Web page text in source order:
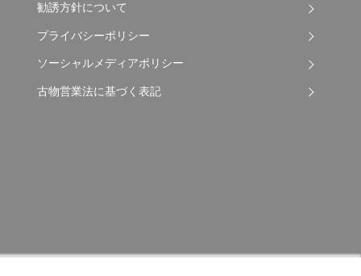
勧誘方針について
プライバシーポリシー
ソーシャルメディアポリシー
古物営業法に基づく表記